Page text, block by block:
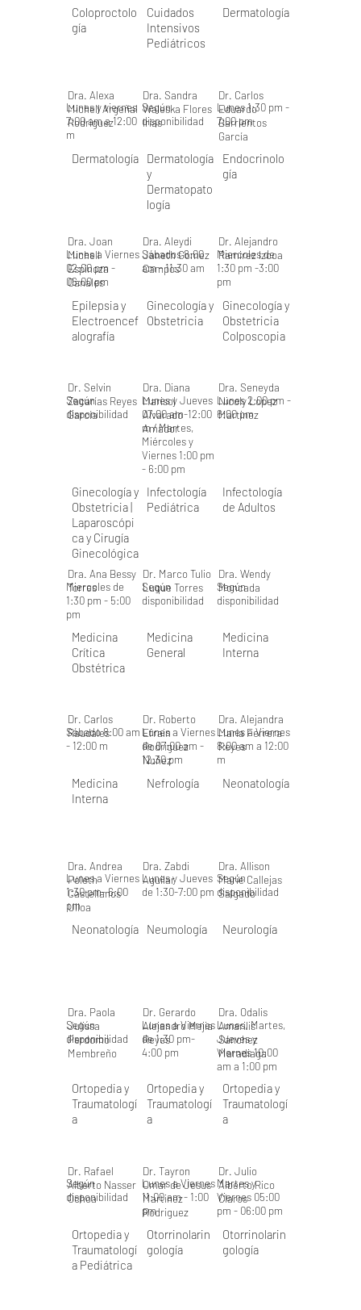
Coloproctolo
gía
Lunes y viernes
7:00 am a 12:00
m
Dra. Alexa
Michell Argeñal
Rodríguez
Cuidados
Intensivos
Pediátricos
Según
disponibilidad
Dra. Sandra
Waleska Flores
Irías
Dermatología
Lunes 1:30 pm -
7:00 pm
Dr. Carlos
Eduardo
Barrientos
García
Dermatología
Lunes a Viernes
02:00 pm -
06:00 pm
Dra. Joan
Michell
Espinoza
Canales
Dermatología
y
Dermatopato
logía
Sábados 8:00
am - 11:30 am
Dra. Aleydi
Janeth Gomez
Campos
Endocrinolo
gía
Miercoles de
1:30 pm -3:00
pm
Dr. Alejandro
Ramirez Izcoa
Epilepsia y
Electroencef
alografía
Según
disponibilidad
Dr. Selvin
Zacarías Reyes
García
Ginecología y
Obstetricia
Lunes y Jueves
07:00 am-12:00
m / Martes,
Miércoles y
Viernes 1:00 pm
- 6:00 pm
Dra. Diana
Marisol
Alvarado
Amador
Ginecología y
Obstetricia
Colposcopia
Lunes 2:00 pm -
6:00 pm
Dra. Seneyda
Nicoly Lopez
Martinez
Ginecología y
Obstetricia |
Laparoscópi
ca y Cirugía
Ginecológica
Miercoles de
1:30 pm - 5:00
pm
Dra. Ana Bessy
Torres
Infectología
Pediátrica
Según
disponibilidad
Dr. Marco Tulio
Luque Torres
Infectología
de Adultos
Según
disponibilidad
Dra. Wendy
Moncada
Medicina
Crítica
Obstétrica
Sábado 8:00 am
- 12:00 m
Dr. Carlos
Raudales
Medicina
General
Lunes a Viernes
de 07:00 am -
12:30 pm
Dr. Roberto
Efrain
Rodriguez
Nuñez
Medicina
Interna
Lunes a Viernes
8:00 am a 12:00
m
Dra. Alejandra
María Ferrera
Reyes
Medicina
Interna
Lunes a Viernes
1:30 pm- 6:00
pm
Dra. Andrea
Poleth
Castellanos
Ulloa
Nefrología
Lunes y Jueves
de 1:30-7:00 pm
Dra. Zabdi
Aguilar
Neonatología
Según
disponibilidad
Dra. Allison
Marie Callejas
Salgado
Neonatología
Según
disponibilidad
Dra. Paola
Julissa
Perdomo
Membreño
Neumología
Lunes a Viernes
de 1:30 pm-
4:00 pm
Dr. Gerardo
Alejandro Mejia
Reyes
Neurología
Lunes, Martes,
Jueves y
Viernes 10:00
am a 1:00 pm
Dra. Odalis
Amarilis
Sánchez
Maradiaga
Ortopedia y
Traumatologí
a
Según
disponibilidad
Dr. Rafael
Alberto Nasser
Ochoa
Ortopedia y
Traumatologí
a
Lunes a Viernes
11:00 am - 1:00
pm
Dr. Tayron
Omar de Jesus
Martinez
Rodriguez
Ortopedia y
Traumatologí
a
Martes y
Viernes 05:00
pm - 06:00 pm
Dr. Julio
Alberto Rico
Claros
Ortopedia y
Traumatologí
a Pediátrica
Otorrinolarin
gología
Otorrinolarin
gología